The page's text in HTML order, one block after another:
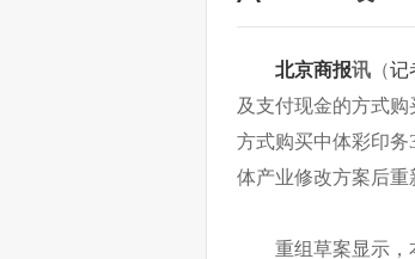
北京商报讯 （记
及支付现金的方式
方式购买中体彩印务
体产业修改方案后重
重组草案显示，